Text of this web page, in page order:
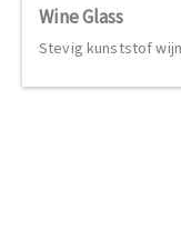
Wine Glass
Stevig kunststof